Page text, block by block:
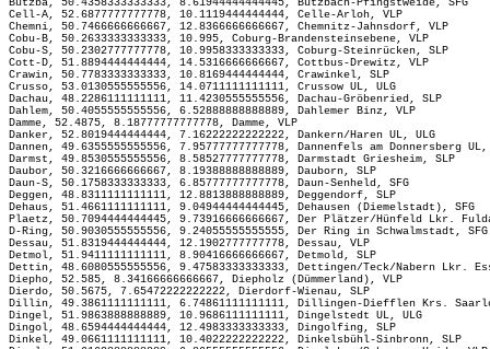
Butzba, 50.4358333333333, 8.61944444444445, Butzbach-Pfingstweide, SFG
Cell-A, 52.6877777777778, 10.1119444444444, Celle-Arloh, VLP
Chemni, 50.7466666666667, 12.8366666666667, Chemnitz-Jahnsdorf, VLP
Cobu-B, 50.2633333333333, 10.995, Coburg-Brandensteinsebene, VLP
Cobu-S, 50.2302777777778, 10.9958333333333, Coburg-Steinrücken, SLP
Cott-D, 51.8894444444444, 14.5316666666667, Cottbus-Drewitz, VLP
Crawin, 50.7783333333333, 10.8169444444444, Crawinkel, SLP
Crusso, 53.0130555555556, 14.0711111111111, Crussow UL, ULG
Dachau, 48.2286111111111, 11.4230555555556, Dachau-Gröbenried, SLP
Dahlem, 50.4055555555556, 6.52888888888889, Dahlemer Binz, VLP
Damme, 52.4875, 8.18777777777778, Damme, VLP
Danker, 52.8019444444444, 7.16222222222222, Dankern/Haren UL, ULG
Dannen, 49.6355555555556, 7.95777777777778, Dannenfels am Donnersberg UL,
Darmst, 49.8530555555556, 8.58527777777778, Darmstadt Griesheim, SLP
Daubor, 50.3216666666667, 8.19388888888889, Dauborn, SLP
Daun-S, 50.1758333333333, 6.85777777777778, Daun-Senheld, SFG
Deggen, 48.8311111111111, 12.8813888888889, Deggendorf, SLP
Dehaus, 51.4661111111111, 9.04944444444445, Dehausen (Diemelstadt), SFG
Plaetz, 50.7094444444445, 9.73916666666667, Der Plätzer/Hünfeld Lkr.
D-Ring, 50.9030555555556, 9.24055555555555, Der Ring in Schwalmstadt, SFG
Dessau, 51.8319444444444, 12.1902777777778, Dessau, VLP
Detmol, 51.9411111111111, 8.90416666666667, Detmold, SLP
Dettin, 48.6080555555556, 9.47583333333333, Dettingen/Teck/Nabern Lkr.
Diepho, 52.585, 8.34166666666667, Diepholz (Dümmerland), VLP
Dierdo, 50.5675, 7.65472222222222, Dierdorf-Wienau, SLP
Dillin, 49.3861111111111, 6.74861111111111, Dillingen-Diefflen Krs.
Dingel, 51.9863888888889, 10.9686111111111, Dingelstedt UL, ULG
Dingol, 48.6594444444444, 12.4983333333333, Dingolfing, SLP
Dinkel, 49.0661111111111, 10.4022222222222, Dinkelsbühl-Sinbronn, SLP